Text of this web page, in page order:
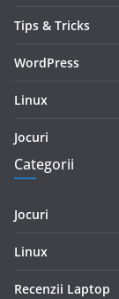
Tips & Tricks
WordPress
Linux
Jocuri
Categorii
Jocuri
Linux
Recenzii Laptop